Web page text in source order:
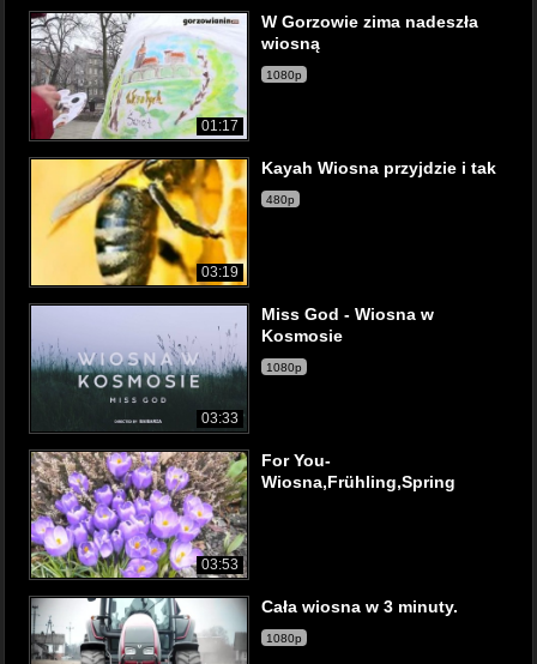
01:17
W Gorzowie zima nadeszła
wiosną
1080p
03:19
Kayah Wiosna przyjdzie i tak
480p
03:33
Miss God - Wiosna w
Kosmosie
1080p
03:53
For You-
Wiosna,Frühling,Spring
Cała wiosna w 3 minuty.
1080p